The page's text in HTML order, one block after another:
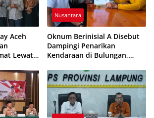
Aceh
Lewat
Nusantara
Oknum Berinisial A Disebut
Dampingi Penarikan
Kendaraan di Bulungan,